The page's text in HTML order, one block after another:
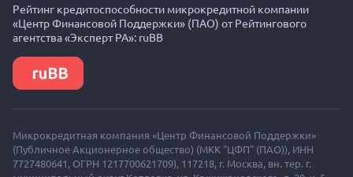
Рейтинг кредитоспособности микрокредитной компании
«Центр Финансовой Поддержки» (ПАО) от Рейтингового
агентства «Эксперт РА»: ruBB
Микрокредитная компания «Центр Финансовой Поддержки»
(Публичное Акционерное общество) (МКК "ЦФП" (ПАО)), ИНН
7727480641, ОГРН 1217700621709), 117218, г. Москва, вн. тер. г.